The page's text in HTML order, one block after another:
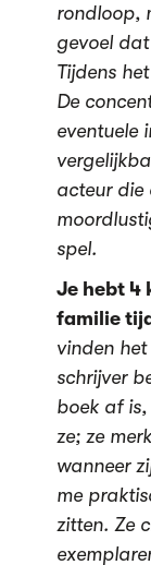
rondloop,
gevoel
Tijdens
De
eventuele
acteur die
spel.
Je hebt 4
familie
vinden
schrijver
boek af
ze; ze
wanneer
me
zitten. Ze